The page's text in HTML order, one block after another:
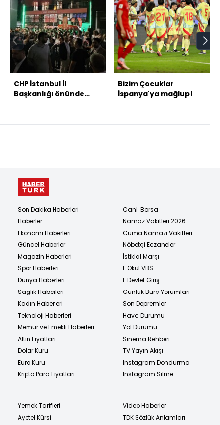
CHP İstanbul İl
Başkanlığı önünde
Bizim Çocuklar
İspanya'ya mağlup!
Son Dakika Haberleri
Haberler
Ekonomi Haberleri
Güncel Haberler
Magazin Haberleri
Spor Haberleri
Dünya Haberleri
Sağlık Haberleri
Kadın Haberleri
Teknoloji Haberleri
Memur ve Emekli Haberleri
Altın Fiyatları
Dolar Kuru
Euro Kuru
Kripto Para Fiyatları
Canlı Borsa
Namaz Vakitleri 2026
Cuma Namazı Vakitleri
Nöbetçi Eczaneler
İstiklal Marşı
E Okul VBS
E Devlet Giriş
Günlük Burç Yorumları
Son Depremler
Hava Durumu
Yol Durumu
Sinema Rehberi
TV Yayın Akışı
Instagram Dondurma
Instagram Silme
Yemek Tarifleri
Ayetel Kürsi
Video Haberler
TDK Sözlük Anlamları